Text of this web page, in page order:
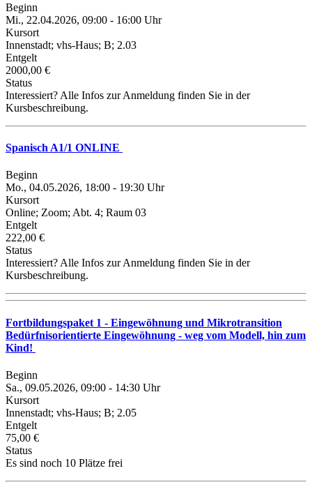
Beginn
Mi., 22.04.2026, 09:00 - 16:00 Uhr
Kursort
Innenstadt; vhs-Haus; B; 2.03
Entgelt
2000,00 €
Status
Interessiert? Alle Infos zur Anmeldung finden Sie in der
Kursbeschreibung.
Spanisch A1/1 ONLINE
Beginn
Mo., 04.05.2026, 18:00 - 19:30 Uhr
Kursort
Online; Zoom; Abt. 4; Raum 03
Entgelt
222,00 €
Status
Interessiert? Alle Infos zur Anmeldung finden Sie in der
Kursbeschreibung.
Fortbildungspaket 1 - Eingewöhnung und Mikrotransition
Bedürfnisorientierte Eingewöhnung - weg vom Modell, hin zum
Kind!
Beginn
Sa., 09.05.2026, 09:00 - 14:30 Uhr
Kursort
Innenstadt; vhs-Haus; B; 2.05
Entgelt
75,00 €
Status
Es sind noch 10 Plätze frei